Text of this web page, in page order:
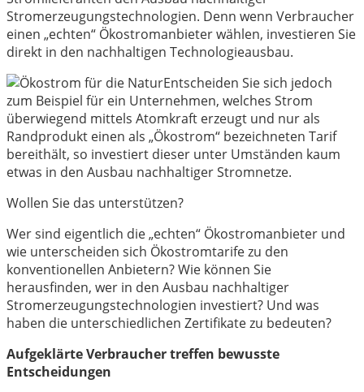
Stromerzeugungstechnologien. Denn wenn Verbraucher
einen „echten“ Ökostromanbieter wählen, investieren Sie
direkt in den nachhaltigen Technologieausbau.
Entscheiden Sie sich jedoch
zum Beispiel für ein Unternehmen, welches Strom
überwiegend mittels Atomkraft erzeugt und nur als
Randprodukt einen als „Ökostrom“ bezeichneten Tarif
bereithält, so investiert dieser unter Umständen kaum
etwas in den Ausbau nachhaltiger Stromnetze.
Wollen Sie das unterstützen?
Wer sind eigentlich die „echten“ Ökostromanbieter und
wie unterscheiden sich Ökostromtarife zu den
konventionellen Anbietern? Wie können Sie
herausfinden, wer in den Ausbau nachhaltiger
Stromerzeugungstechnologien investiert? Und was
haben die unterschiedlichen Zertifikate zu bedeuten?
Aufgeklärte Verbraucher treffen bewusste
Entscheidungen